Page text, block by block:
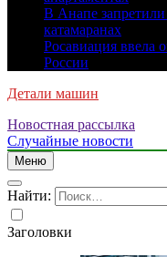
В Анапе запретили
катамаранах
Росавиация ввела
России
Детали машин
Новостная рассылка
Случайные новости
Меню
Найти:
Заголовки